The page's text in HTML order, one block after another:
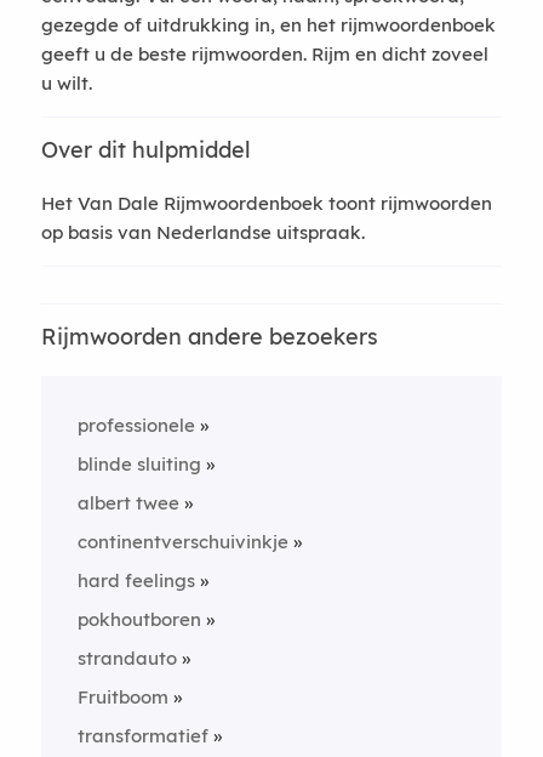
gezegde of uitdrukking in, en het rijmwoordenboek
geeft u de beste rijmwoorden. Rijm en dicht zoveel
u wilt.
Over dit hulpmiddel
Het Van Dale Rijmwoordenboek toont rijmwoorden
op basis van Nederlandse uitspraak.
Rijmwoorden andere bezoekers
professionele
blinde sluiting
albert twee
continentverschuivinkje
hard feelings
pokhoutboren
strandauto
Fruitboom
transformatief